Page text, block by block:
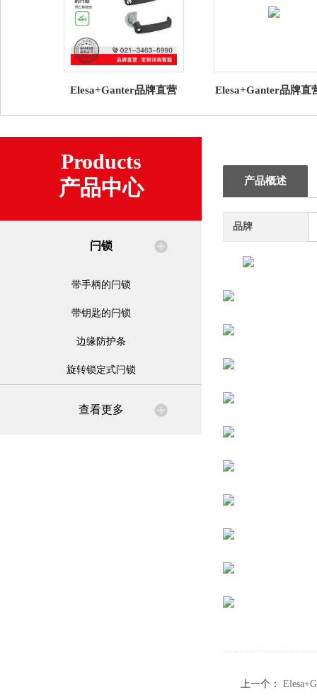
Elesa+Ganter品牌直营
的闩锁 带凸轮锁舌
Elesa+Ganter品牌直
密封条NBR /
Products
产品中心
闩锁
带手柄的闩锁
带钥匙的闩锁
边缘防护条
旋转锁定式闩锁
查看更多
产品概述
品牌
上一个：